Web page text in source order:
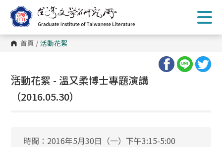
到
主
內
容 首頁 / 活動花絮
:::
活動花絮 - 溫又柔博士專題演講
（2016.05.30）
時間：2016年5月30日（一）下午3:15-5:00